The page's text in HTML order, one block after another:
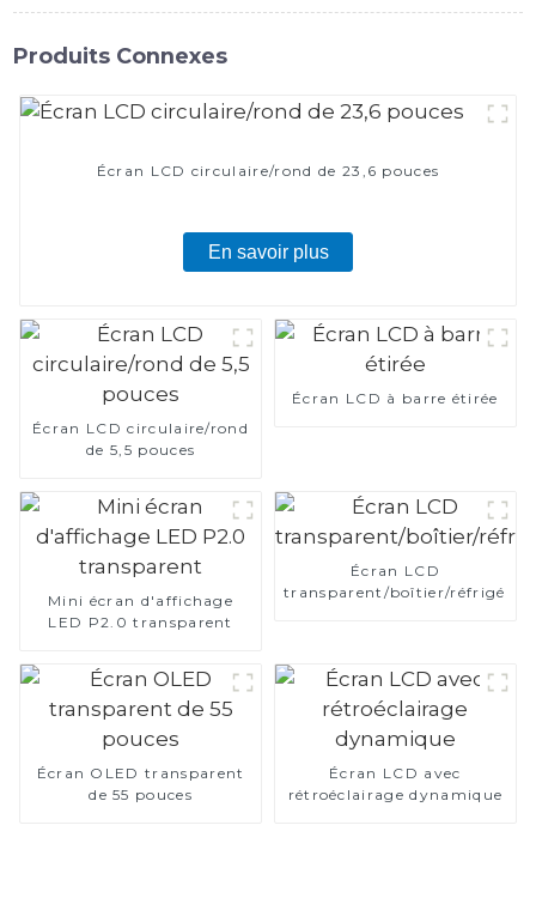
Produits Connexes
Écran LCD circulaire/rond de 23,6 pouces
En savoir plus
Écran LCD circulaire/rond
de 5,5 pouces
Écran LCD à barre étirée
Mini écran d'affichage
LED P2.0 transparent
Écran LCD
transparent/boîtier/
Écran OLED transparent
de 55 pouces
Écran LCD avec
rétroéclairage dynamique